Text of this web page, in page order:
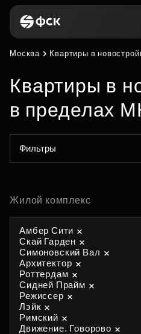
Москва Квартиры в
Квартиры в
в пределах
Фильтры
Жилой комплекс
Амбер Сити
Скай Гарден
Симоновский Вал
Архитектор
Роттердам
Сидней Прайм
Режиссер
Лэйк
Римский
Движение. Говорово